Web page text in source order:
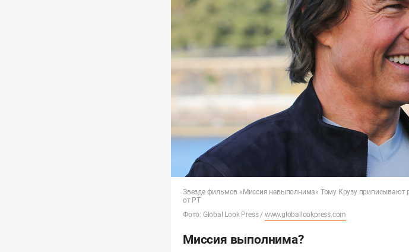
Звезде фильмов «Миссия невыполнима» Тому Крузу приписывают
от РТ
Фото: Global Look Press / www.globallookpress.com
Миссия выполнима?